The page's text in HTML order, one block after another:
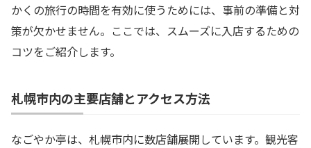
かくの旅行の時間を有効に使うためには、事前の準備と対
策が欠かせません。ここでは、スムーズに入店するための
コツをご紹介します。
札幌市内の主要店舗とアクセス方法
なごやか亭は、札幌市内に数店舗展開しています。観光客